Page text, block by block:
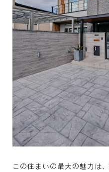
この住まいの最大の魅力は、